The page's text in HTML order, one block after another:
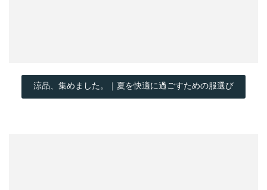
涼品、集めました。｜夏を快適に過ごすための服選び